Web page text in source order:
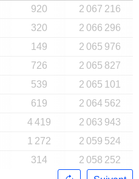
920
2 067 216
320
2 066 296
149
2 065 976
726
2 065 827
539
2 065 101
619
2 064 562
4 419
2 063 943
1 272
2 059 524
314
2 058 252